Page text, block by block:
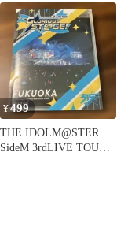
¥499
THE IDOLM@STER
SideM 3rdLIVE TOUR